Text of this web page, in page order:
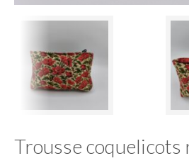
Trousse coquelicots